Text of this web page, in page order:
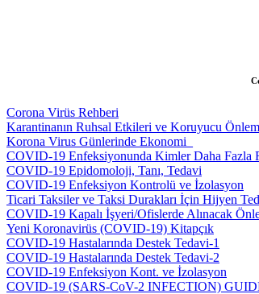
Corona Virüs Rehberi
Karantinanın Ruhsal Etkileri ve Koruyucu
Korona Virus Günlerinde Ekonomi_
COVID-19 Enfeksiyonunda Kimler Daha Fazla
COVID-19 Epidomoloji, Tanı, Tedavi
COVID-19 Enfeksiyon Kontrolü ve İzolasyon
Ticari Taksiler ve Taksi Durakları İçin Hijyen
COVID-19 Kapalı İşyeri/Ofislerde Alınacak
Yeni Koronavirüs (COVID-19) Kitapçık
COVID-19 Hastalarında Destek Tedavi-1
COVID-19 Hastalarında Destek Tedavi-2
COVID-19 Enfeksiyon Kont. ve İzolasyon
COVID-19 (SARS-CoV-2 INFECTION)